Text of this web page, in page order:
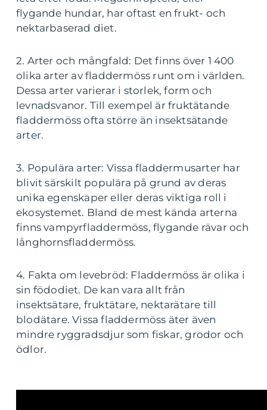
flygande hundar, har oftast en frukt- och
nektarbaserad diet.
2. Arter och mångfald: Det finns över 1 400
olika arter av fladdermöss runt om i världen.
Dessa arter varierar i storlek, form och
levnadsvanor. Till exempel är fruktätande
fladdermöss ofta större än insektsätande
arter.
3. Populära arter: Vissa fladdermusarter har
blivit särskilt populära på grund av deras
unika egenskaper eller deras viktiga roll i
ekosystemet. Bland de mest kända arterna
finns vampyrfladdermöss, flygande rävar och
långhornsfladdermöss.
4. Fakta om levebröd: Fladdermöss är olika i
sin födodiet. De kan vara allt från
insektsätare, fruktätare, nektarätare till
blodätare. Vissa fladdermöss äter även
mindre ryggradsdjur som fiskar, grodor och
ödlor.